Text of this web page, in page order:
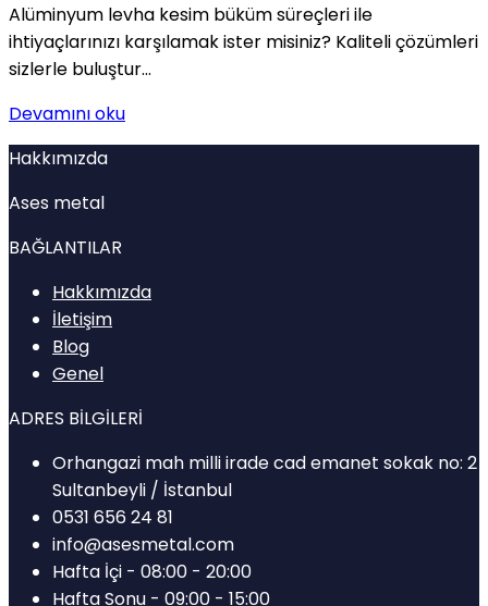
Alüminyum levha kesim büküm süreçleri ile
ihtiyaçlarınızı karşılamak ister misiniz? Kaliteli çözümleri
sizlerle buluştur...
Devamını oku
Hakkımızda
Ases metal
BAĞLANTILAR
Hakkımızda
İletişim
Blog
Genel
ADRES BİLGİLERİ
Orhangazi mah milli irade cad emanet sokak no: 2
Sultanbeyli / İstanbul
0531 656 24 81
info@asesmetal.com
Hafta İçi - 08:00 - 20:00
Hafta Sonu - 09:00 - 15:00